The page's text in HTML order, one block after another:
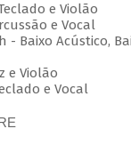
e Violão
e Vocal
- Baixo Acústico,
e Violão
e Vocal